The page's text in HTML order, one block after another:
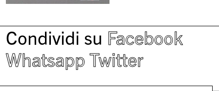
Condividi su Facebook
Whatsapp Twitter